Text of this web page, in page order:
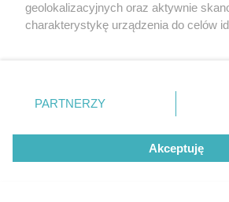
Hiszpański sposób
toaletę.
osady przez
geolokalizacyjnych oraz aktywnie
charakterystykę urządzenia do celów
zmienić/wycofać klikając przycisk
znajdujący się w lewym dolnym rogu
rodzaje przetwarzania danych nie
użytkownika, ale masz prawo
przetwarzaniu. Preferencje będą miały
PARTNERZY
Akceptuję